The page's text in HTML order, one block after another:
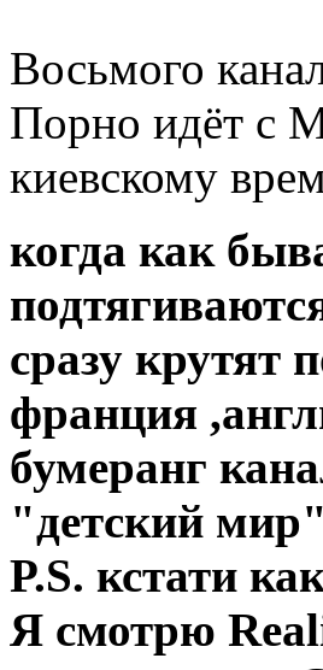
Восьмого
Порно идёт с
киевскому
когда как
сразу крутят
франция
бумеранг
"детский
P.S. кстати
Я смотрю